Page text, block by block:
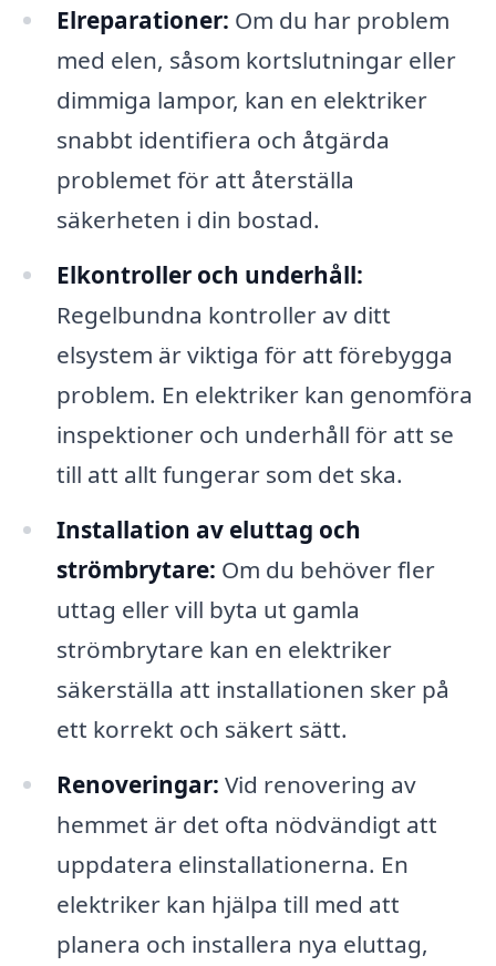
Elreparationer: Om du har problem
med elen, såsom kortslutningar eller
dimmiga lampor, kan en elektriker
snabbt identifiera och åtgärda
problemet för att återställa
säkerheten i din bostad.
Elkontroller och underhåll:
Regelbundna kontroller av ditt
elsystem är viktiga för att förebygga
problem. En elektriker kan genomföra
inspektioner och underhåll för att se
till att allt fungerar som det ska.
Installation av eluttag och
strömbrytare: Om du behöver fler
uttag eller vill byta ut gamla
strömbrytare kan en elektriker
säkerställa att installationen sker på
ett korrekt och säkert sätt.
Renoveringar: Vid renovering av
hemmet är det ofta nödvändigt att
uppdatera elinstallationerna. En
elektriker kan hjälpa till med att
planera och installera nya eluttag,